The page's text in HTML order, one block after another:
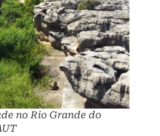
no Rio Grande do